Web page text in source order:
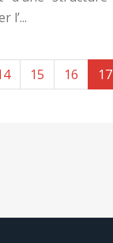
l’...
15 16 17